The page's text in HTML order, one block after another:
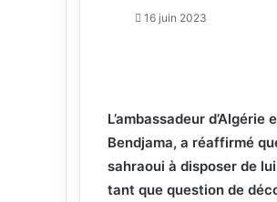
16 juin 2023
L’ambassadeur
Bendjama, a réaffirmé
sahraoui à disposer de
tant que question de